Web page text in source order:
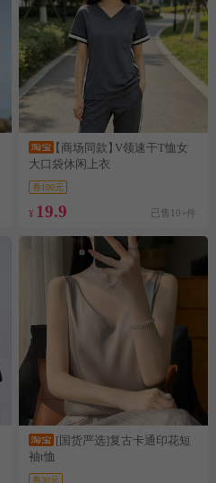
【商场同款】V领速干T恤女
大口袋休闲上衣
券100元
¥ 19.9 已售10+件
[国货严选]复古卡通印花短
袖t恤
券30元